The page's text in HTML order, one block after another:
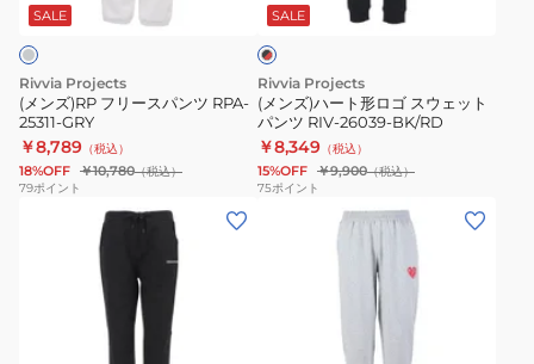
パ
ン
ツ
RPA-
25311-
GRY
SALE
Rivvia Projects
(メンズ)RP フリースパンツ RPA-
25311-GRY
￥8,789 （税込）
18%OFF ￥10,780（税込）
79ポイント
ロ
ゴ
ス
ウ
ェ
ッ
ト
SALE
ッ
レ
ッ
ド
Rivvia Projects
(メンズ)ハート形ロゴ スウェット
パンツ RIV-26039-BK/RD
￥8,349 （税込）
15%OFF ￥9,900（税込）
75ポイント
ズ)GAMING